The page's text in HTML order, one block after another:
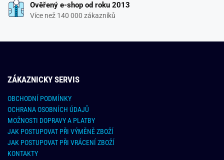
Ověřený e-shop od roku 2013
Více než 140 000 zákazníků
ZÁKAZNICKY SERVIS
OBCHODNÍ PODMÍNKY
OCHRANA OSOBNÍCH ÚDAJŮ
MOŽNOSTI DOPRAVY A PLATBY
JAK POSTUPOVAT PŘI VÝMĚNĚ ZBOŽÍ
JAK POSTUPOVAT PŘI VRÁCENÍ ZBOŽÍ
KONTAKTY